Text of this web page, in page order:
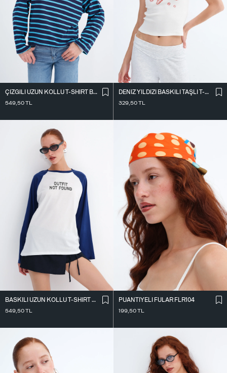
ÇIZGILI UZUN KOLLU T-SHIRT B10736
549,50TL
DENIZ YILDIZI BASKILI TAŞLI T-SHIRT P9048
329,50TL
BASKILI UZUN KOLLU T-SHIRT B10739
549,50TL
PUANTIYELI FULAR FLR104
199,50TL